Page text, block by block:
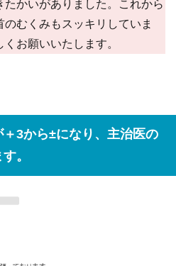
たかいがありました。これから
むくみもスッキリしていま
お願いいたします。
3から±になり、主治医の
。